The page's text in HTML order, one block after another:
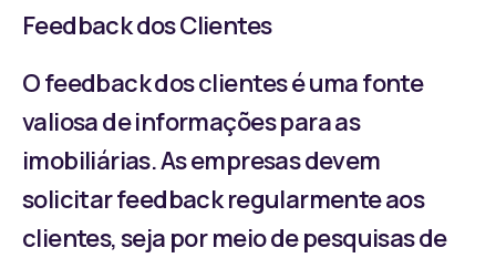
Feedback dos Clientes
O feedback dos clientes é uma fonte
valiosa de informações para as
imobiliárias. As empresas devem
solicitar feedback regularmente aos
clientes, seja por meio de pesquisas de